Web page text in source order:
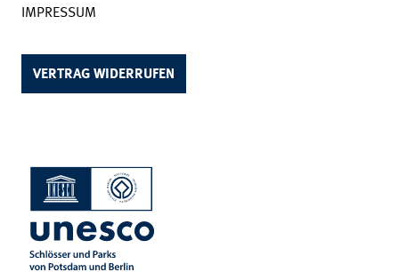
IMPRESSUM
VERTRAG WIDERRUFEN